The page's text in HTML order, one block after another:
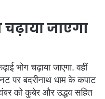
जाएगा
भोग चढ़ाया जाएगा. वहीं
पर बदरीनाथ धाम के कपाट
को कुबेर और उद्धव सहित